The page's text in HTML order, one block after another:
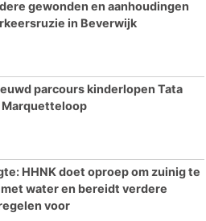
gewonden en aanhoudingen
in Beverwijk
parcours kinderlopen Tata
Marquetteloop
HHNK doet oproep om zuinig te
water en bereidt verdere
voor